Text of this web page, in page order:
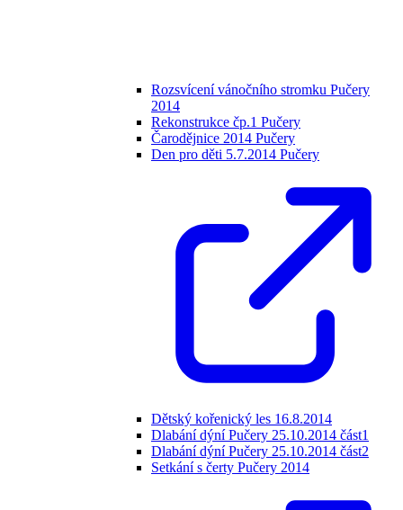
Rozsvícení vánočního stromku Pučery
2014
Rekonstrukce čp.1 Pučery
Čarodějnice 2014 Pučery
Den pro děti 5.7.2014 Pučery
Dětský kořenický les 16.8.2014
Dlabání dýní Pučery 25.10.2014 část1
Dlabání dýní Pučery 25.10.2014 část2
Setkání s čerty Pučery 2014